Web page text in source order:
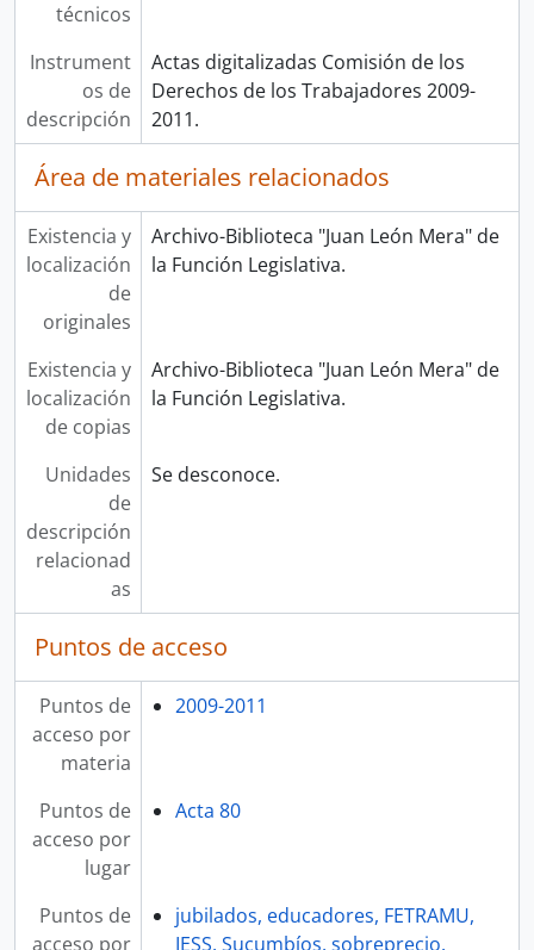
técnicos
Instrument
os de
descripción
Actas digitalizadas Comisión de los
Derechos de los Trabajadores 2009-
2011.
Área de materiales relacionados
Existencia y
localización
de
originales
Archivo-Biblioteca "Juan León Mera" de
la Función Legislativa.
Existencia y
localización
de copias
Archivo-Biblioteca "Juan León Mera" de
la Función Legislativa.
Unidades
de
descripción
relacionad
as
Se desconoce.
Puntos de acceso
Puntos de
acceso por
materia
2009-2011
Puntos de
acceso por
lugar
Acta 80
Puntos de
acceso por
jubilados, educadores, FETRAMU,
IESS, Sucumbíos, sobreprecio.